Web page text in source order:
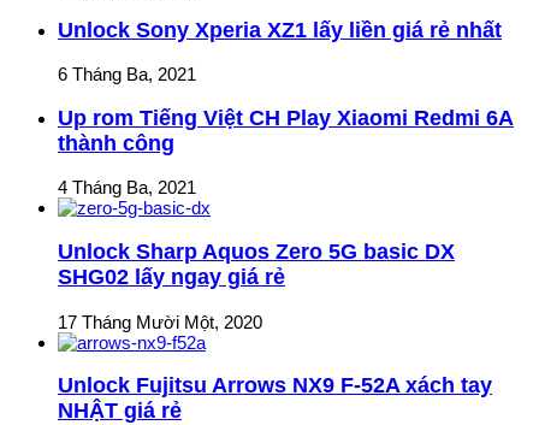
Unlock Sony Xperia XZ1 lấy liền giá rẻ nhất
6 Tháng Ba, 2021
Up rom Tiếng Việt CH Play Xiaomi Redmi 6A
thành công
4 Tháng Ba, 2021
Unlock Sharp Aquos Zero 5G basic DX
SHG02 lấy ngay giá rẻ
17 Tháng Mười Một, 2020
Unlock Fujitsu Arrows NX9 F-52A xách tay
NHẬT giá rẻ